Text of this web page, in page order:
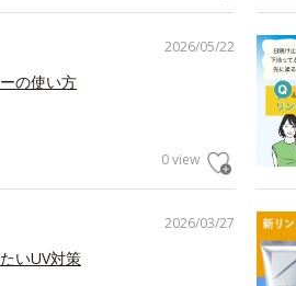
2026/05/22
の使い方
0 view
2026/03/27
いUV対策